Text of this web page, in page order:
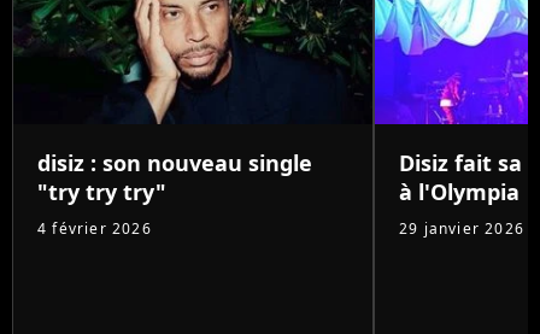
disiz : son nouveau single
"try try try"
4 février 2026
Disiz fait sa
à l'Olympia
29 janvier 2026